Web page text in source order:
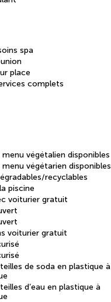
spa
place
complets
végétalien disponibles
végétarien disponibles
recyclables
piscine
voiturier gratuit
voiturier gratuit
de soda en plastique à
d’eau en plastique à